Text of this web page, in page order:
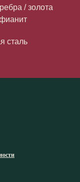
/ золота
сталь